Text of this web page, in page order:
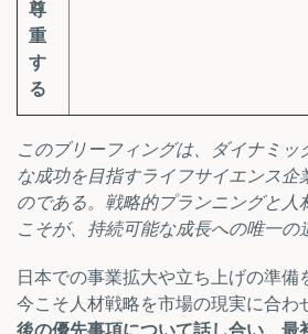
尊
重
す
る
このブリーフィングは、ダイナミッ
な成功を目指すライフサイエンス企
のである。戦略的プランニングと人
こそが、持続可能な成長への唯一の
日本での事業拡大や立ち上げの準備
今こそ人材戦略を市場の現実に合わ